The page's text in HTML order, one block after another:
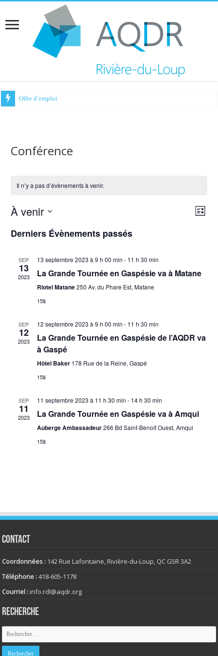
Offre d’emploi
Conférence
Il n’y a pas d’évènements à venir.
de
Liste
À venir
une
Derniers Évènements passés
SEP
13
2023
13 septembre 2023 à 9 h 00 min - 11 h 30 min
La Grande Tournée en Gaspésie va à Matane
Riotel Matane250 Av. du Phare Est, Matane
15$
SEP
12
2023
12 septembre 2023 à 9 h 00 min - 11 h 30 min
La Grande Tournée en Gaspésie de l’AQDR va
à Gaspé
Hôtel Baker 178 Rue de la Reine, Gaspé
15$
SEP
11
2023
11 septembre 2023 à 11 h 30 min - 14 h 30 min
La Grande Tournée en Gaspésie va à Amqui
Auberge Ambassadeur266 Bd Saint-Benoît Ouest, Amqui
15$
CONTACT
Coordonnées : 142 Rue Lafontaine, Rivière-du-Loup, QC G5R 3A2
Téléphone :418-605-1178
Courriel : info.rdl@aqdr.org
RECHERCHE